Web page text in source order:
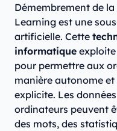
Démembrement de
Learning est une
artificielle. Cette
informatique
pour permettre aux
manière autonome
explicite. Les
ordinateurs peuvent
des mots, des